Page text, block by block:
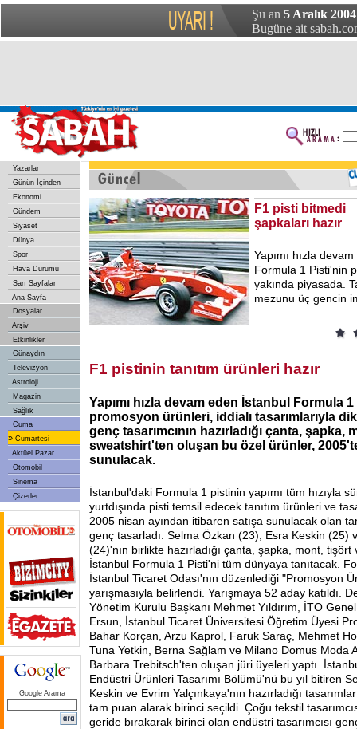
Şu an 5 Aralık
Bugüne ait
Yazarlar
Günün İçinden
Ekonomi
Gündem
Siyaset
Dünya
Spor
Hava Durumu
Sarı Sayfalar
Ana Sayfa
Dosyalar
Arşiv
Etkinlikler
Günaydın
Televizyon
Astroloji
Magazin
Sağlık
Cuma
» Cumartesi
Aktüel Pazar
Otomobil
Sinema
Çizerler
Google Arama
F1 pisti bitmedi
şapkaları hazır
Yapımı hızla
Formula 1 Pisti'nin
yakında piyasada.
mezunu üç gencin
F1 pistinin tanıtım ürünleri hazır
Yapımı hızla devam eden İstanbul Formula
promosyon ürünleri, iddialı tasarımlarıyla
genç tasarımcının hazırladığı çanta, şapka,
sweatshirt'ten oluşan bu özel ürünler,
sunulacak.
İstanbul'daki Formula 1 pistinin yapımı tüm hızıyla
yurtdışında pisti temsil edecek tanıtım ürünleri ve
2005 nisan ayından itibaren satışa sunulacak olan
genç tasarladı. Selma Özkan (23), Esra Keskin (25)
(24)'nın birlikte hazırladığı çanta, şapka, mont,
İstanbul Formula 1 Pisti'ni tüm dünyaya tanıtacak.
İstanbul Ticaret Odası'nın düzenlediği "Promosyon
yarışmasıyla belirlendi. Yarışmaya 52 aday katıldı.
Yönetim Kurulu Başkanı Mehmet Yıldırım, İTO
Ersun, İstanbul Ticaret Üniversitesi Öğretim Üyesi
Bahar Korçan, Arzu Kaprol, Faruk Saraç, Mehmet
Tuna Yetkin, Berna Sağlam ve Milano Domus Moda
Barbara Trebitsch'ten oluşan jüri üyeleri yaptı.
Endüstri Ürünleri Tasarımı Bölümü'nü bu yıl bitiren
Keskin ve Evrim Yalçınkaya'nın hazırladığı
tam puan alarak birinci seçildi. Çoğu tekstil
geride bırakarak birinci olan endüstri tasarımcısı